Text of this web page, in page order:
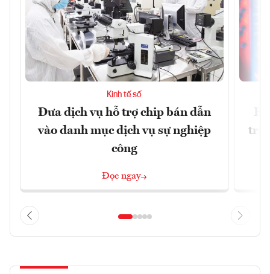
Kinh tế số
Đưa dịch vụ hỗ trợ chip bán dẫn
vào danh mục dịch vụ sự nghiệp
công
Đọc ngay
trị